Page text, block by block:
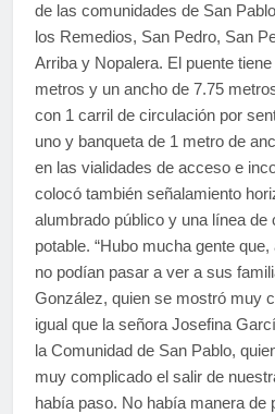
de las comunidades de San
los Remedios, San Pedro, San
Arriba y Nopalera. El puente
metros y un ancho de 7.75
con 1 carril de circulación por
uno y banqueta de 1 metro de
en las vialidades de acceso e
colocó también señalamiento
alumbrado público y una línea de
potable. “Hubo mucha gente
no podían pasar a ver a sus
González, quien se mostró muy
igual que la señora Josefina
la Comunidad de San Pablo,
muy complicado el salir de
había paso. No había manera de